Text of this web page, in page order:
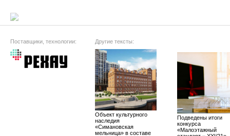
Поставщики, технологии: Другие тексты:
Объект культурного
наследия
«Симановская
мельница» в составе
Подведены итоги
конкурса
«Малоэтажный